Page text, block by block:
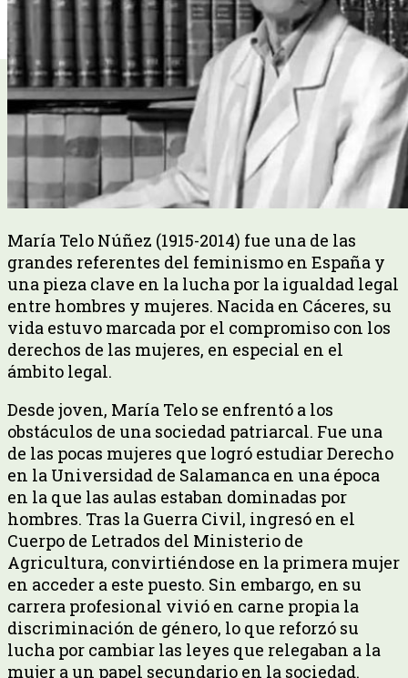
María Telo Núñez (1915-2014) fue una de las
grandes referentes del feminismo en España y
una pieza clave en la lucha por la igualdad legal
entre hombres y mujeres. Nacida en Cáceres, su
vida estuvo marcada por el compromiso con los
derechos de las mujeres, en especial en el
ámbito legal.
Desde joven, María Telo se enfrentó a los
obstáculos de una sociedad patriarcal. Fue una
de las pocas mujeres que logró estudiar Derecho
en la Universidad de Salamanca en una época
en la que las aulas estaban dominadas por
hombres. Tras la Guerra Civil, ingresó en el
Cuerpo de Letrados del Ministerio de
Agricultura, convirtiéndose en la primera mujer
en acceder a este puesto. Sin embargo, en su
carrera profesional vivió en carne propia la
discriminación de género, lo que reforzó su
lucha por cambiar las leyes que relegaban a la
mujer a un papel secundario en la sociedad.